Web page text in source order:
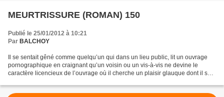
MEURTRISSURE (ROMAN) 150
Publié le 25/01/2012 à 10:21
Par BALCHOY
Il se sentait gêné comme quelqu’un qui dans un lieu public, lit un ouvrage
pornographique en craignant qu’un voisin ou un vis-à-vis ne devine le
caractère licencieux de l’ouvrage où il cherche un plaisir glauque dont il sait